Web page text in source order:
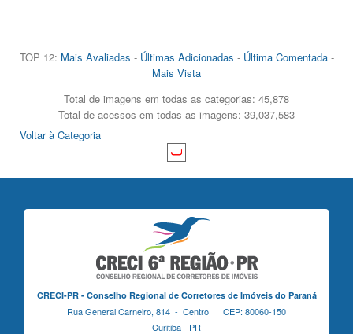
TOP 12: Mais Avaliadas - Últimas Adicionadas - Última Comentada-
Mais Vista
Total de imagens em todas as categorias: 45,878
Total de acessos em todas as imagens: 39,037,583
Voltar à Categoria
CRECI-PR - Conselho Regional de Corretores de Imóveis do Paraná
Rua General Carneiro, 814 - Centro | CEP: 80060-150
Curitiba - PR